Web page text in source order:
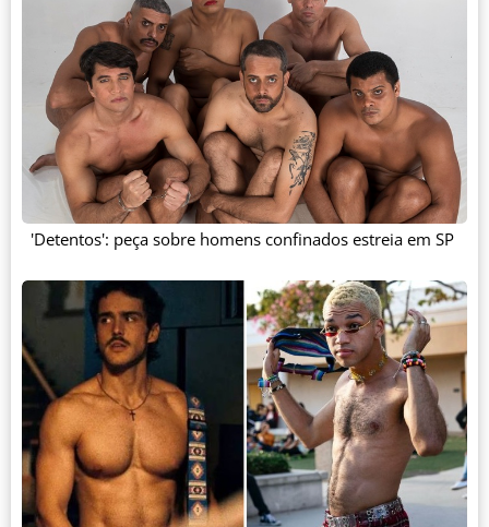
'Detentos': peça sobre homens confinados estreia em SP